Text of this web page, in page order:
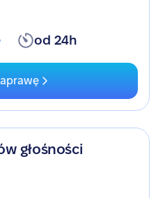
od 24h
głośności